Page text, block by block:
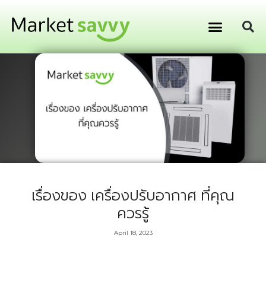
เรื่องของ เครื่องปรับอากาศ ที่คุณ
ควรรู้
April 18, 2023